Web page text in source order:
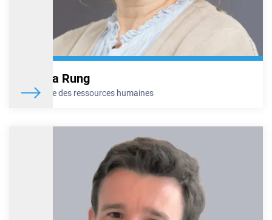
Amélia Rung
Directrice des ressources humaines